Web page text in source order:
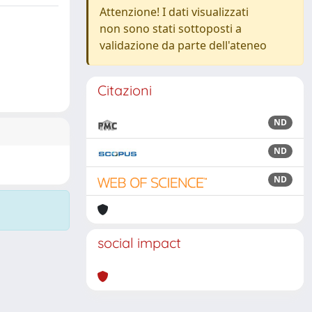
Attenzione! I dati visualizzati
non sono stati sottoposti a
validazione da parte dell'ateneo
Citazioni
ND
ND
ND
social impact